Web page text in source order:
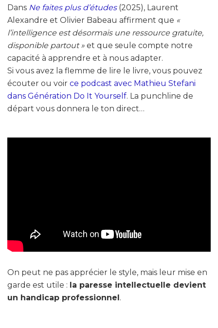
Dans Ne faites plus d’études (2025), Laurent
Alexandre et Olivier Babeau affirment que «
l’intelligence est désormais une ressource gratuite,
disponible partout » et que seule compte notre
capacité à apprendre et à nous adapter.
Si vous avez la flemme de lire le livre, vous pouvez
écouter ou voir ce podcast avec Mathieu Stefani
dans Génération Do It Yourself. La punchline de
départ vous donnera le ton direct…
On peut ne pas apprécier le style, mais leur mise en
garde est utile : la paresse intellectuelle devient
un handicap professionnel.